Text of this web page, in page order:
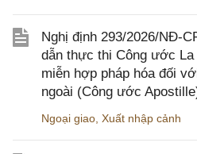
Nghị định 293/2026/NĐ-
dẫn thực thi Công ước
miễn hợp pháp hóa đối
ngoài (Công ước
Ngoại giao Xuất nhập cảnh